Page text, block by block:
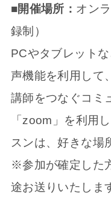
■開催場所： オン
録制）
PCやタブレット
声機能を利用して
講師をつなぐコミ
「zoom」を利用
スンは、好きな場
※参加が確定した
途お送りいたしま